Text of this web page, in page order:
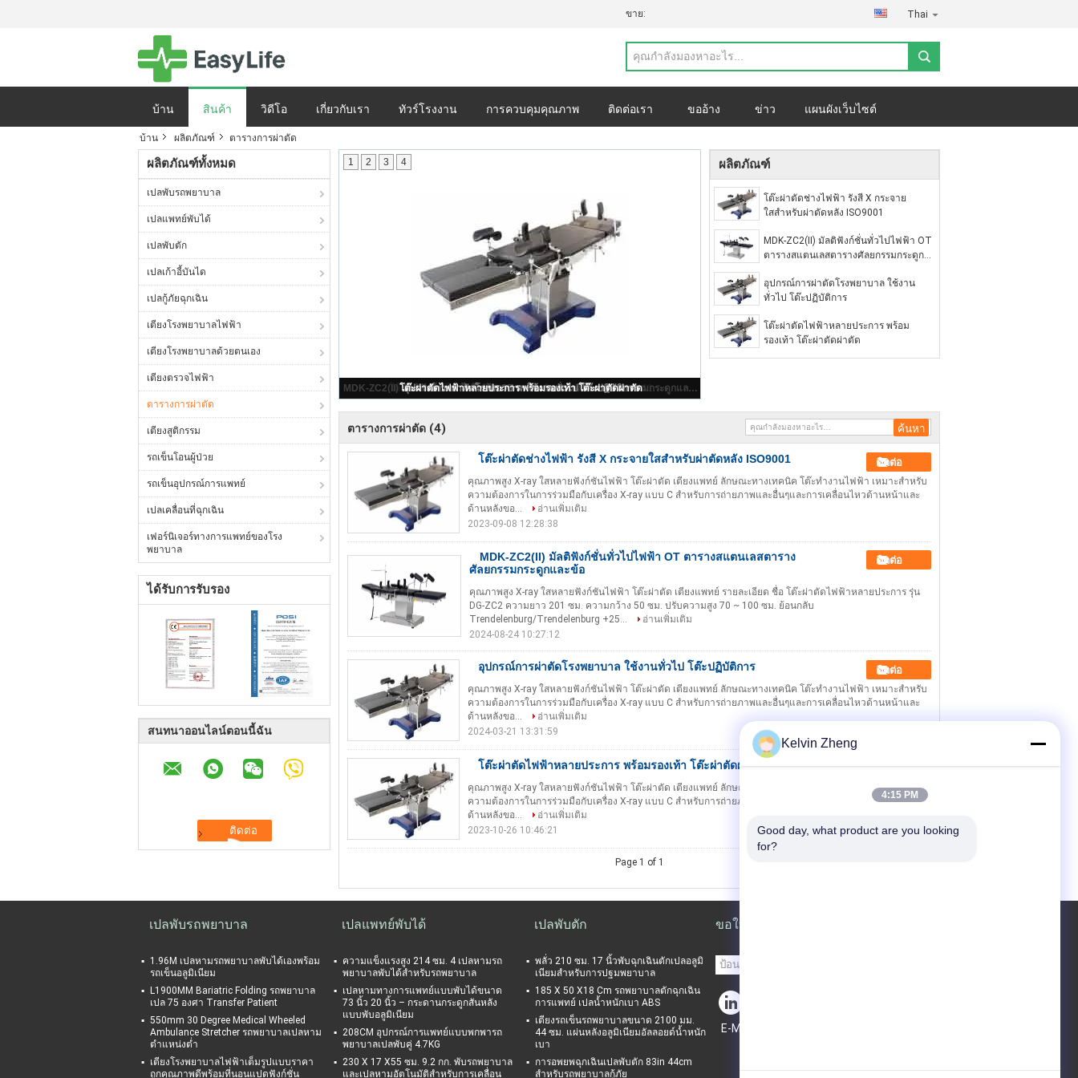
ขาย: Thai
บ้าน สินค้า วิดีโอ เกี่ยวกับเรา ทัวร์โรงงาน การควบคุมคุณภาพ ติดต่อเรา ขออ้าง ข่าว แผนผังเว็บไซต์
นโยบายความเป็นส่วนตัว
บ้าน ผลิตภัณฑ์ ตารางการผ่าตัด
ผลิตภัณฑ์ทั้งหมด
เปลพับรถพยาบาล
เปลแพทย์พับได้
เปลพับตัก
เปลเก้าอี้บันได
เปลกู้ภัยฉุกเฉิน
เตียงโรงพยาบาลไฟฟ้า
เตียงโรงพยาบาลด้วยตนเอง
เตียงตรวจไฟฟ้า
ตารางการผ่าตัด
เตียงสูติกรรม
รถเข็นโอนผู้ป่วย
รถเข็นอุปกรณ์การแพทย์
เปลเคลื่อนที่ฉุกเฉิน
เฟอร์นิเจอร์ทางการแพทย์ของโรง
พยาบาล
ได้รับการรับรอง
สนทนาออนไลน์ตอนนี้ฉัน
โต๊ะผ่าตัดช่างไฟฟ้า รังสี X กระจายใสสําหรับผ่าตัดหลัง ISO9001 MDK-ZC2(II) มัลติฟังก์ชั่นทั่วไปไฟฟ้า OT ตารางสแตนเลสตารางศัลยกรรมกระดูกและข้อ
อุปกรณ์การผ่าตัดโรงพยาบาล ใช้งานทั่วไป โต๊ะปฏิบัติการ
โต๊ะผ่าตัดไฟฟ้าหลายประการ พร้อมรองเท้า โต๊ะผ่าตัดผ่าตัด
1 2 3 4 ผลิตภัณฑ์
โต๊ะผ่าตัดช่างไฟฟ้า รังสี X กระจาย
ใสสําหรับผ่าตัดหลัง ISO9001
MDK-ZC2(II) มัลติฟังก์ชั่นทั่วไปไฟฟ้า OT
ตารางสแตนเลสตารางศัลยกรรมกระดูก
อุปกรณ์การผ่าตัดโรงพยาบาล ใช้งาน
ทั่วไป โต๊ะปฏิบัติการ
โต๊ะผ่าตัดไฟฟ้าหลายประการ พร้อม
รองเท้า โต๊ะผ่าตัดผ่าตัด
ตารางการผ่าตัด (4)
โต๊ะผ่าตัดช่างไฟฟ้า รังสี X กระจายใสสําหรับผ่าตัดหลัง ISO9001 ติดต่อ
คุณภาพสูง X-ray ใสหลายฟังก์ชันไฟฟ้า โต๊ะผ่าตัด เตียงแพทย์ ลักษณะทางเทคนิค โต๊ะทํางานไฟฟ้า เหมาะสําหรับ
ความต้องการในการร่วมมือกับเครื่อง X-ray แบบ C สําหรับการถ่ายภาพและอื่นๆและการเคลื่อนไหวด้านหน้าและ
ด้านหลังขอ...
อ่านเพิ่มเติม
2023-09-08 12:28:38
MDK-ZC2(II) มัลติฟังก์ชั่นทั่วไปไฟฟ้า OT ตารางสแตนเลสตาราง
ศัลยกรรมกระดูกและข้อ
ติดต่อ
คุณภาพสูง X-ray ใสหลายฟังก์ชันไฟฟ้า โต๊ะผ่าตัด เตียงแพทย์ รายละเอียด ชื่อ โต๊ะผ่าตัดไฟฟ้าหลายประการ รุ่น
DG-ZC2 ความยาว 201 ซม. ความกว้าง 50 ซม. ปรับความสูง 70 ~ 100 ซม. ย้อนกลับ
Trendelenburg/Trendelenburg +25...
อ่านเพิ่มเติม
2024-08-24 10:27:12
อุปกรณ์การผ่าตัดโรงพยาบาล ใช้งานทั่วไป โต๊ะปฏิบัติการ ติดต่อ
คุณภาพสูง X-ray ใสหลายฟังก์ชันไฟฟ้า โต๊ะผ่าตัด เตียงแพทย์ ลักษณะทางเทคนิค โต๊ะทํางานไฟฟ้า เหมาะสําหรับ
ความต้องการในการร่วมมือกับเครื่อง X-ray แบบ C สําหรับการถ่ายภาพและอื่นๆและการเคลื่อนไหวด้านหน้าและ
ด้านหลังขอ...
อ่านเพิ่มเติม
2024-03-21 13:31:59
โต๊ะผ่าตัดไฟฟ้าหลายประการ พร้อมรองเท้า โต๊ะผ่าตัดผ่าตัด ติดต่อ
คุณภาพสูง X-ray ใสหลายฟังก์ชันไฟฟ้า โต๊ะผ่าตัด เตียงแพทย์ ลักษณะทางเทคนิค โต๊ะทํางานไฟฟ้า เหมาะสําหรับ
ความต้องการในการร่วมมือกับเครื่อง X-ray แบบ C สําหรับการถ่ายภาพและอื่นๆและการเคลื่อนไหวด้านหน้าและ
ด้านหลังขอ...
อ่านเพิ่มเติม
2023-10-26 10:46:21
Page 1 of 1
เปลพับรถพยาบาล
1.96M เปลหามรถพยาบาลพับได้เองพร้อม
รถเข็นอลูมิเนียม
L1900MM Bariatric Folding รถพยาบาล
เปล 75 องศา Transfer Patient
550mm 30 Degree Medical Wheeled
Ambulance Stretcher รถพยาบาลเปลหาม
ตำแหน่งต่ำ
เตียงโรงพยาบาลไฟฟ้าเต็มรูปแบบราคา
ถูกคุณภาพดีพร้อมที่นอนแปดฟังก์ชั่น
เปลแพทย์พับได้
ความแข็งแรงสูง 214 ซม. 4 เปลหามรถ
พยาบาลพับได้สำหรับรถพยาบาล
เปลหามทางการแพทย์แบบพับได้ขนาด
73 นิ้ว 20 นิ้ว – กระดานกระดูกสันหลัง
แบบพับอลูมิเนียม
208CM อุปกรณ์การแพทย์แบบพกพารถ
พยาบาลเปลพับคู่ 4.7KG
230 X 17 X55 ซม. 9.2 กก. พับรถพยาบาล
และเปลหามอัตโนมัติสำหรับการเคลื่อน
เปลพับตัก
พลั่ว 210 ซม. 17 นิ้วพับฉุกเฉินตักเปลอลูมิ
เนียมสำหรับการปฐมพยาบาล
185 X 50 X18 Cm รถพยาบาลตักฉุกเฉิน
การแพทย์ เปลน้ำหนักเบา ABS
เตียงรถเข็นรถพยาบาลขนาด 2100 มม.
44 ซม. แผ่นหลังอลูมิเนียมอัลลอยด์น้ำหนัก
เบา
การอพยพฉุกเฉินเปลพับตัก 83in 44cm
สำหรับรถพยาบาลกู้ภัย
ขอใบเสนอราคา
E-Mail
Kelvin Zheng
4:15 PM
Good day, what product are you looking
for?